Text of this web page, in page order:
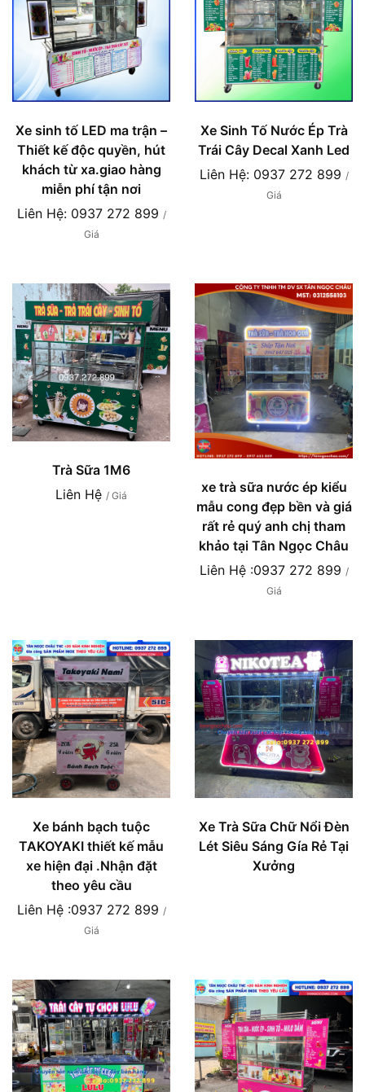
Xe sinh tố LED ma trận –
Thiết kế độc quyền, hút
khách từ xa.giao hàng
miễn phí tận nơi
Liên Hệ: 0937 272 899 /
Giá
Xe Sinh Tố Nước Ép Trà
Trái Cây Decal Xanh Led
Liên Hệ: 0937 272 899 /
Giá
Trà Sữa 1M6
Liên Hệ / Giá
xe trà sữa nước ép kiểu
mẫu cong đẹp bền và giá
rất rẻ quý anh chị tham
khảo tại Tân Ngọc Châu
Liên Hệ :0937 272 899 /
Giá
Xe bánh bạch tuộc
TAKOYAKI thiết kế mẫu
xe hiện đại .Nhận đặt
theo yêu cầu
Liên Hệ :0937 272 899 /
Giá
Xe Trà Sữa Chữ Nổi Đèn
Lét Siêu Sáng Gía Rẻ Tại
Xưởng